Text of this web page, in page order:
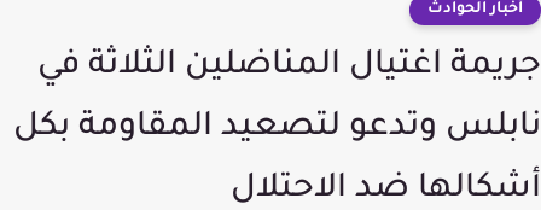
أخبار الحوادث
جريمة اغتيال المناضلين الثلاثة في
نابلس وتدعو لتصعيد المقاومة بكل
أشكالها ضد الاحتلال